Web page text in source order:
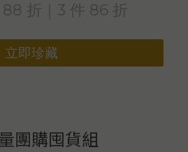
折｜3 件 86 折
立即珍藏
團購囤貨組